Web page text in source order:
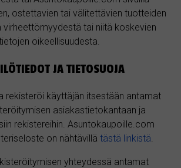
ostettavien tai välitettävien tuotteiden
virheettömyydestä tai niitä koskevien
oikeellisuudesta.
JA TIETOSUOJA
rekisteröi käyttäjän itsestään antamat
asiakastietokantaan ja
rekistereihin. Asuntokaupoille.com
on nähtävillä tästä linkistä.
yhteydessä antamat